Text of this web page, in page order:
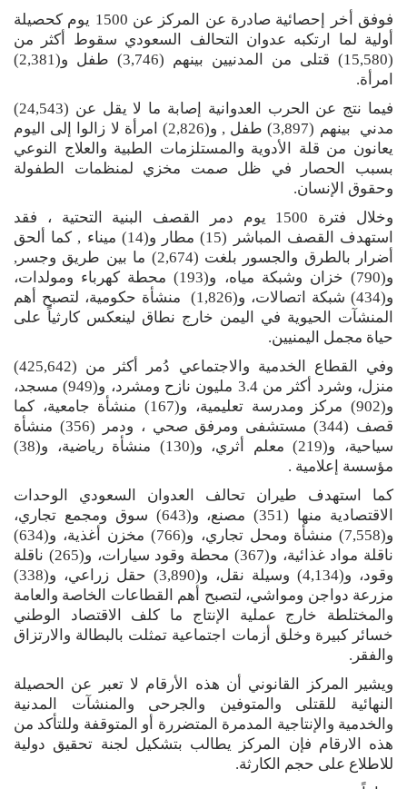
فوفق أخر إحصائية صادرة عن المركز عن 1500 يوم كحصيلة
أولية لما ارتكبه عدوان التحالف السعودي سقوط أكثر من
(15,580) قتلى من المدنيين بينهم (3,746) طفل و(2,381)
امرأة.
فيما نتج عن الحرب العدوانية إصابة ما لا يقل عن (24,543)
مدني بينهم (3,897) طفل , و(2,826) امرأة لا زالوا إلى اليوم
يعانون من قلة الأدوية والمستلزمات الطبية والعلاج النوعي
بسبب الحصار في ظل صمت مخزي لمنظمات الطفولة
وحقوق الإنسان.
وخلال فترة 1500 يوم دمر القصف البنية التحتية ، فقد
استهدف القصف المباشر (15) مطار و(14) ميناء , كما ألحق
أضرار بالطرق والجسور بلغت (2,674) ما بين طريق وجسر,
و(790) خزان وشبكة مياه، و(193) محطة كهرباء ومولدات،
و(434) شبكة اتصالات، و(1,826) منشأة حكومية، لتصبح أهم
المنشآت الحيوية في اليمن خارج نطاق لينعكس كارثياً على
حياة مجمل اليمنيين.
وفي القطاع الخدمية والاجتماعي دُمر أكثر من (425,642)
منزل، وشرد أكثر من 3.4 مليون نازح ومشرد، و(949) مسجد،
و(902) مركز ومدرسة تعليمية، و(167) منشأة جامعية، كما
قصف (344) مستشفى ومرفق صحي ، ودمر (356) منشأة
سياحية، و(219) معلم أثري، و(130) منشأة رياضية، و(38)
مؤسسة إعلامية .
كما استهدف طيران تحالف العدوان السعودي الوحدات
الاقتصادية منها (351) مصنع، و(643) سوق ومجمع تجاري،
و(7,558) منشأة ومحل تجاري، و(766) مخزن أغذية، و(634)
ناقلة مواد غذائية، و(367) محطة وقود سيارات، و(265) ناقلة
وقود، و(4,134) وسيلة نقل، و(3,890) حقل زراعي، و(338)
مزرعة دواجن ومواشي، لتصبح أهم القطاعات الخاصة والعامة
والمختلطة خارج عملية الإنتاج ما كلف الاقتصاد الوطني
خسائر كبيرة وخلق أزمات اجتماعية تمثلت بالبطالة والارتزاق
والفقر.
ويشير المركز القانوني أن هذه الأرقام لا تعبر عن الحصيلة
النهائية للقتلى والمتوفين والجرحى والمنشآت المدنية
والخدمية والإنتاجية المدمرة المتضررة أو المتوقفة وللتأكد من
هذه الارقام فإن المركز يطالب بتشكيل لجنة تحقيق دولية
للاطلاع على حجم الكارثة.